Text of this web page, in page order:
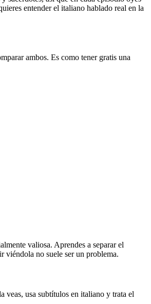
entender el italiano hablado real en la
ambos. Es como tener gratis una
valiosa. Aprendes a separar el
viéndola no suele ser un problema.
veas, usa subtítulos en italiano y trata el